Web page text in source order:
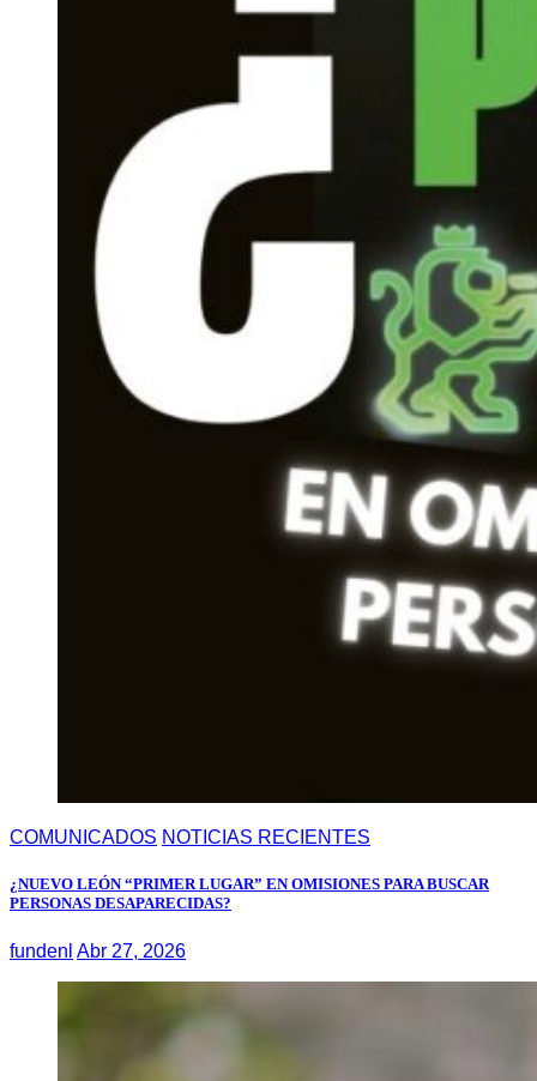
COMUNICADOS NOTICIAS RECIENTES
¿NUEVO LEÓN “PRIMER LUGAR” EN OMISIONES PARA BUSCAR
PERSONAS DESAPARECIDAS?
fundenl Abr 27, 2026